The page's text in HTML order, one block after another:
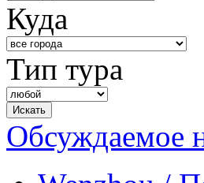
Куда
Тип тура
Обсуждаемое